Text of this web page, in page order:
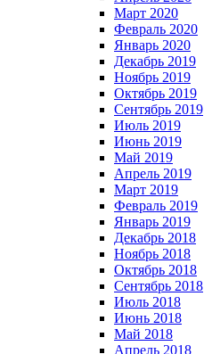
Март 2020
Февраль 2020
Январь 2020
Декабрь 2019
Ноябрь 2019
Октябрь 2019
Сентябрь 2019
Июль 2019
Июнь 2019
Май 2019
Апрель 2019
Март 2019
Февраль 2019
Январь 2019
Декабрь 2018
Ноябрь 2018
Октябрь 2018
Сентябрь 2018
Июль 2018
Июнь 2018
Май 2018
Апрель 2018